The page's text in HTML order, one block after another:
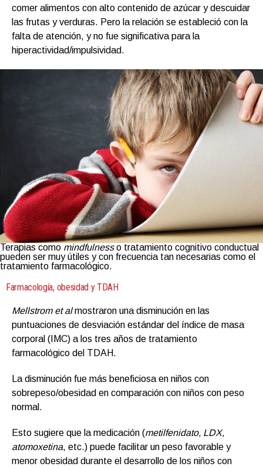
comer alimentos con alto contenido de azúcar y descuidar
las frutas y verduras. Pero la relación se estableció con la
falta de atención, y no fue significativa para la
hiperactividad/impulsividad.
Terapias como mindfulnesso tratamiento cognitivo conductual
pueden ser muy útiles y con frecuencia tan necesarias como el
tratamiento farmacológico.
Farmacología, obesidad y TDAH
Mellstrom et almostraron una disminución en las
puntuaciones de desviación estándar del índice de masa
corporal (IMC) a los tres años de tratamiento
farmacológico del TDAH.
La disminución fue más beneficiosa en niños con
sobrepeso/obesidad en comparación con niños con peso
normal.
Esto sugiere que la medicación (metilfenidato, LDX,
atomoxetina, etc.) puede facilitar un peso favorable y
menor obesidad durante el desarrollo de los niños con